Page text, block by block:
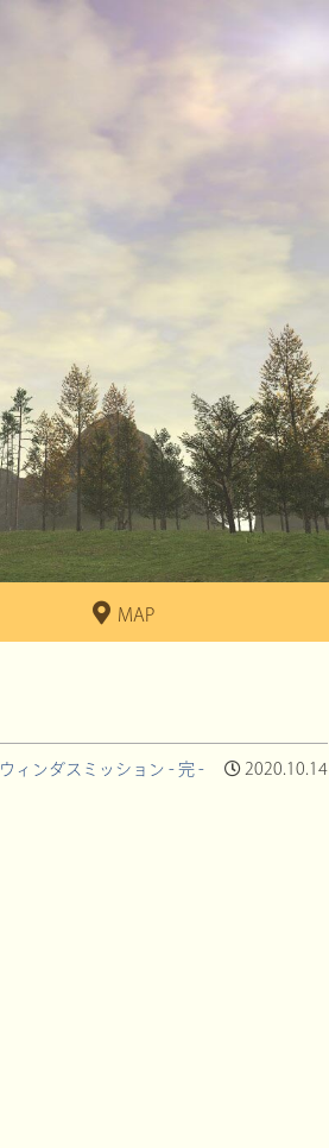
MAP
ウィンダスミッション - 完 - 2020.10.14